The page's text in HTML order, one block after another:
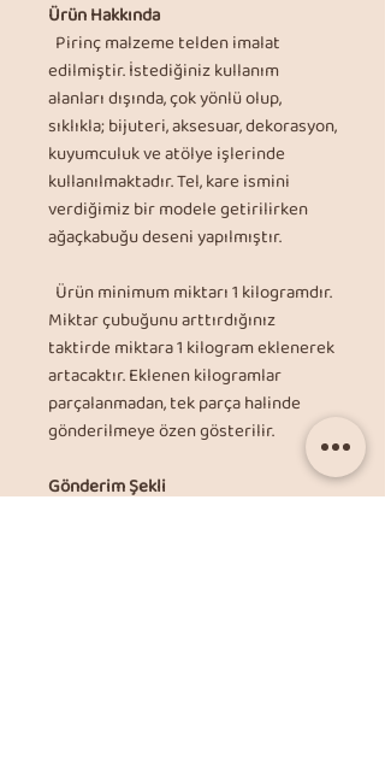
Ürün Hakkında
Pirinç malzeme telden imalat
edilmiştir. İstediğiniz kullanım
alanları dışında, çok yönlü olup,
sıklıkla; bijuteri, aksesuar, dekorasyon,
kuyumculuk ve atölye işlerinde
kullanılmaktadır. Tel, kare ismini
verdiğimiz bir modele getirilirken
ağaçkabuğu deseni yapılmıştır.
Ürün minimum miktarı 1 kilogramdır.
Miktar çubuğunu arttırdığınız
taktirde miktara 1 kilogram eklenerek
artacaktır. Eklenen kilogramlar
parçalanmadan, tek parça halinde
gönderilmeye özen gösterilir.
Gönderim Şekli